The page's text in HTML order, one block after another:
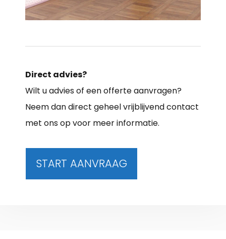
Direct advies?
Wilt u advies of een offerte aanvragen?
Neem dan direct geheel vrijblijvend contact
met ons op voor meer informatie.
START AANVRAAG